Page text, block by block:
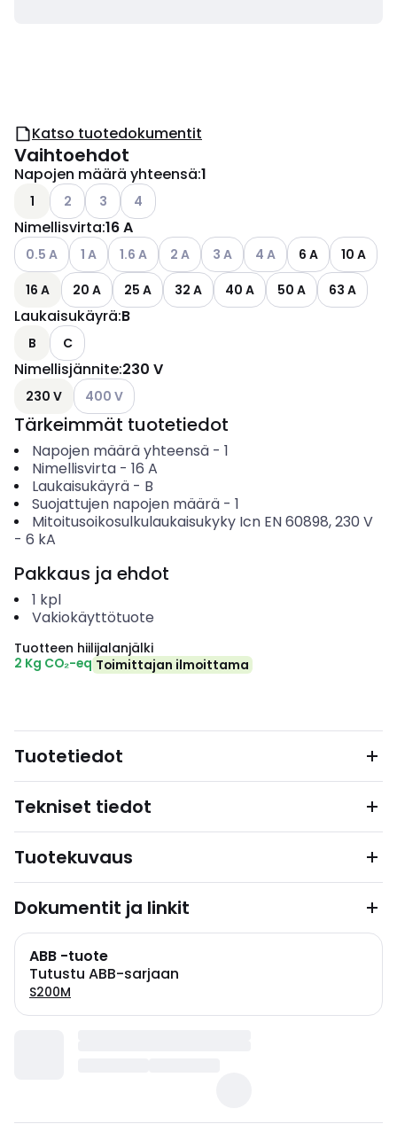
Katso tuotedokumentit
Vaihtoehdot
Napojen määrä yhteensä:1
1 Katso käytettävissä olevat vaihtoehdot
2 Katso käytettävissä olevat vaihtoehdot
3 Katso käytettävissä olevat vaihtoehdot
4
Nimellisvirta:16 A
Katso käytettävissä olevat vaihtoehdot
0.5 A Katso käytettävissä olevat vaihtoehdot
1 A Katso käytettävissä olevat vaihtoehdot
1.6 A Katso käytettävissä olevat
2 A Katso käytettävissä olevat
3 A Katso käytettävissä
4 A 6 A
10 A
16 A
20 A 25 A 32 A 40 A 50 A 63 A
Laukaisukäyrä:B
B C
Nimellisjännite:230 V
230 V Katso käytettävissä olevat vaihtoehdot
400 V
Tärkeimmät tuotetiedot
Napojen määrä yhteensä- 1
Nimellisvirta- 16 A
Laukaisukäyrä- B
Suojattujen napojen määrä- 1
Mitoitusoikosulkulaukaisukyky Icn EN 60898, 230 V
- 6 kA
Pakkaus ja ehdot
1 kpl
Vakiokäyttötuote
Tuotteen hiilijalanjälki
2 Kg CO₂-eq Toimittajan ilmoittama
Tuotetiedot
Tekniset tiedot
Tuotekuvaus
Dokumentit ja linkit
ABB -tuote
Tutustu ABB-sarjaan
S200M